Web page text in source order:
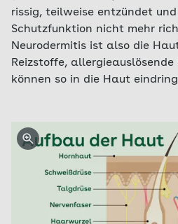
rissig, teilweise entzündet
Schutzfunktion nicht mehr
Neurodermitis ist also die
Reizstoffe, allergieauslösende
können so in die Haut